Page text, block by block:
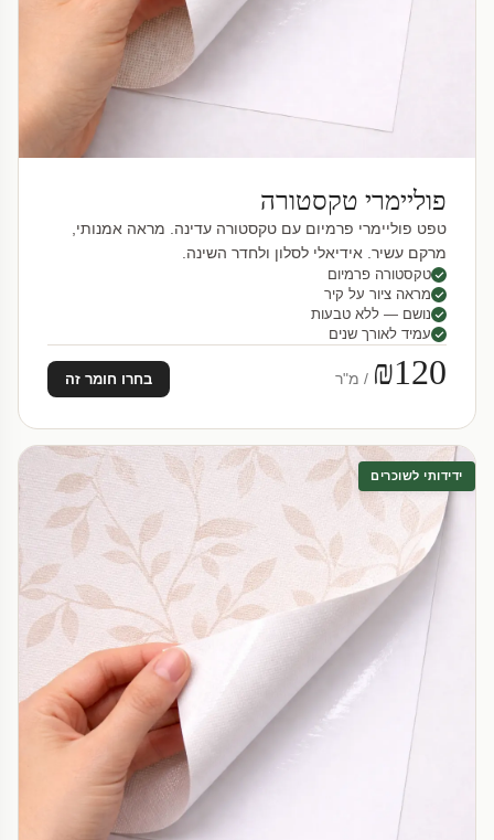
פוליימרי טקסטורה
טפט פוליימרי פרמיום עם טקסטורה עדינה. מראה אמנותי,
מרקם עשיר. אידיאלי לסלון ולחדר השינה.
טקסטורה פרמיום
מראה ציור על קיר
נושם — ללא טבעות
עמיד לאורך שנים
₪120 / מ"ר בחרו חומר זה
ידידותי לשוכרים